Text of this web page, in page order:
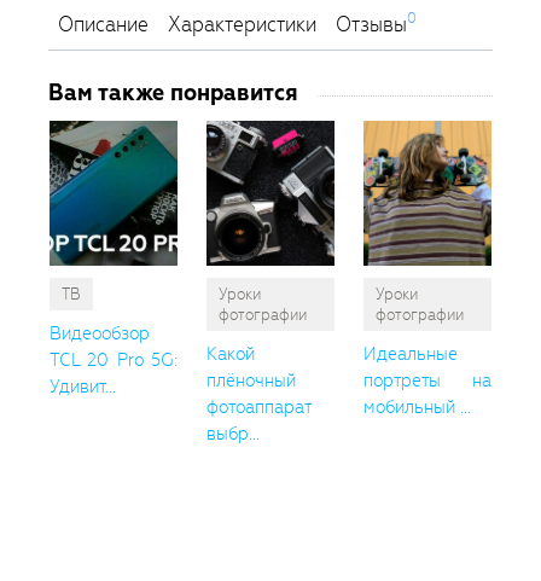
Описание Характеристики Отзывы0
Вам также понравится
ТВ
Видеообзор
TCL 20 Pro 5G:
Удивит...
Уроки
фотографии
Какой
плёночный
фотоаппарат
выбр...
Уроки
фотографии
Идеальные
портреты на
мобильный ...